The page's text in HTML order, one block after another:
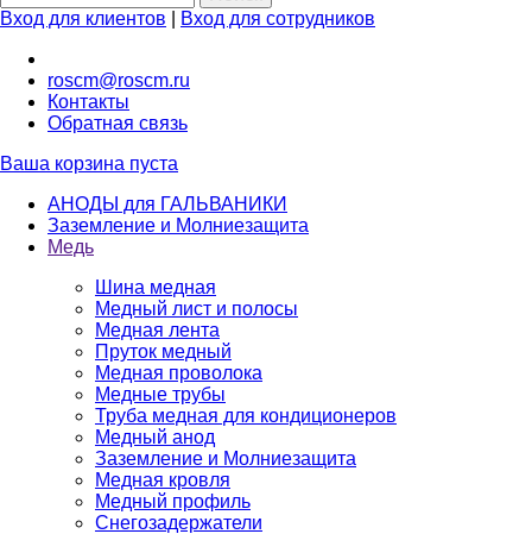
Вход для клиентов Вход для сотрудников
roscm@roscm.ru
Контакты
Обратная связь
Ваша корзина пуста
АНОДЫ для ГАЛЬВАНИКИ
Заземление и Молниезащита
Медь
Шина медная
Медный лист и полосы
Медная лента
Пруток медный
Медная проволока
Медные трубы
Труба медная для кондиционеров
Медный анод
Заземление и Молниезащита
Медная кровля
Медный профиль
Снегозадержатели